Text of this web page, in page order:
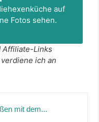
auf
Fotos sehen.
ich an